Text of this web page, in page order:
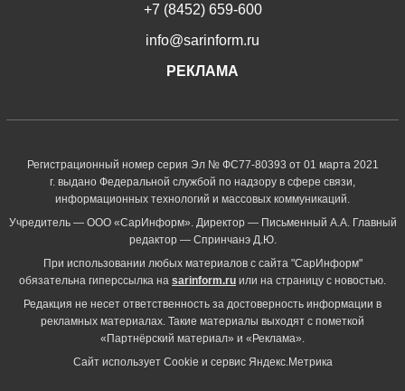
+7 (8452) 659-600
info@sarinform.ru
РЕКЛАМА
Регистрационный номер серия Эл № ФС77-80393 от 01 марта 2021
г. выдано Федеральной службой по надзору в сфере связи,
информационных технологий и массовых коммуникаций.
Учредитель — ООО «СарИнформ». Директор — Письменный А.А. Главный
редактор — Спринчанэ Д.Ю.
При использовании любых материалов с сайта "СарИнформ"
обязательна гиперссылка на sarinform.ru или на страницу с новостью.
Редакция не несет ответственность за достоверность информации в
рекламных материалах. Такие материалы выходят с пометкой
«Партнёрский материал» и «Реклама».
Сайт использует Cookie и сервиc Яндекс.Метрика